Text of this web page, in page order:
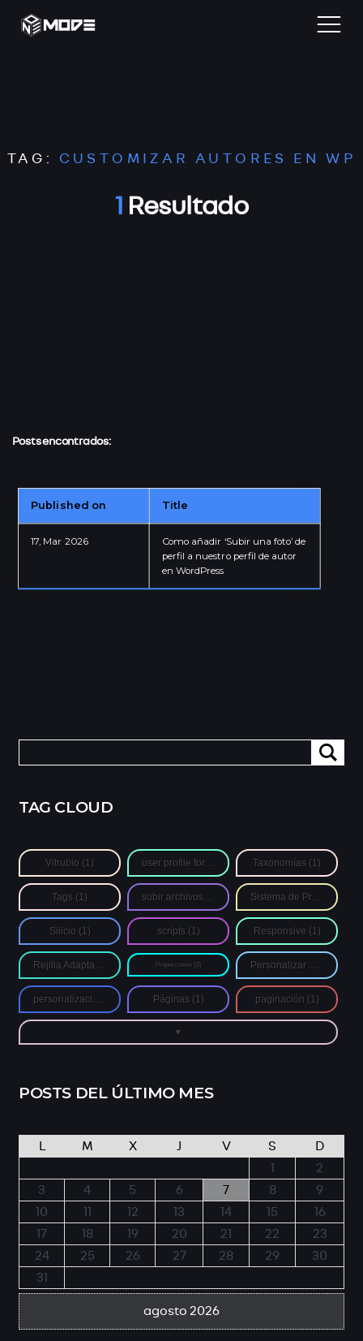
Blog
Desarrollo Web
Granada - Andalucía - ESP
TAG: CUSTOMIZAR AUTORES EN WP
1 Resultado
Posts encontrados:
Published on Title
17, Mar 2026
Como añadir ‘Subir una foto’ de
perfil a nuestro perfil de autor
en WordPress
Buscar:
TAG CLOUD
Vitrubio (1) (1) Taxonomías (1)
Tags (1) (1)
Silicio (1) scripts (1) Responsive (1)
(1) Proporciones(0) (1)
Páginas (1) paginación (1)
POSTS DEL ÚLTIMO MES
agosto 2026
M X J V S
D
1
2
3
4 5 6 7 8
9
10
11 12 13 14 15
16
17
18 19 20 21 22
23
24
25 26 27 28 29
30
31